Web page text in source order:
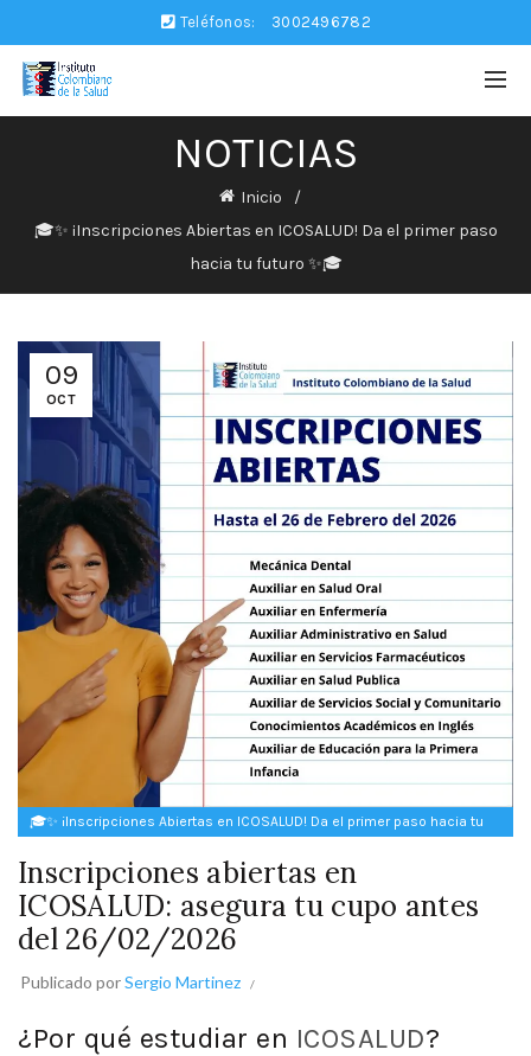
Teléfonos: 3002496782
NOTICIAS
Inicio
🎓✨ ¡Inscripciones Abiertas en ICOSALUD! Da el primer paso
hacia tu futuro ✨🎓
09
OCT
🎓✨ ¡Inscripciones Abiertas en ICOSALUD! Da el primer paso hacia tu
Inscripciones abiertas en
ICOSALUD: asegura tu cupo antes
del 26/02/2026
Publicado porSergio Martinez
¿Por qué estudiar en ICOSALUD?